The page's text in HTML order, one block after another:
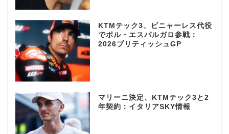
KTMテック3、ビニャーレス代役
でポル・エスパルガロ参戦：
2026ブリティッシュGP
マリーニ決定、KTMテック3と2
年契約：イタリアSKY情報